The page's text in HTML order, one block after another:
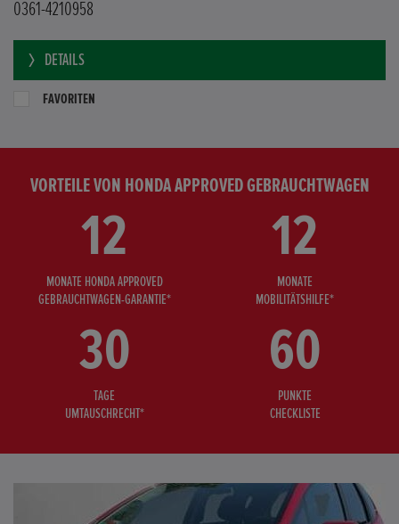
0361-4210958
DETAILS
FAVORITEN
VORTEILE VON HONDA APPROVED GEBRAUCHTWAGEN
12
MONATE HONDA APPROVED
GEBRAUCHTWAGEN-GARANTIE*
12
MONATE
MOBILITÄTSHILFE*
30
TAGE
UMTAUSCHRECHT*
60
PUNKTE
CHECKLISTE